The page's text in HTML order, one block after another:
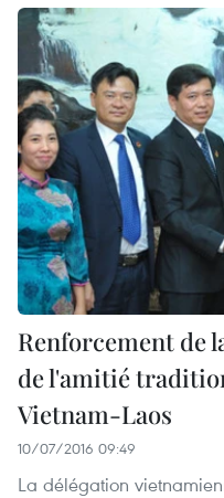
Renforcement de
de l'amitié
Vietnam-Laos
10/07/2016 09:49
La délégation